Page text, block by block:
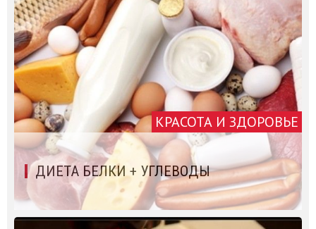
КРАСОТА И ЗДОРОВЬЕ
ДИЕТА БЕЛКИ + УГЛЕВОДЫ